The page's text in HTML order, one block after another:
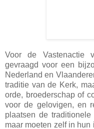
Voor de Vastenactie
gevraagd voor een
Nederland en
traditie van de Kerk,
orde, broederschap of
voor de gelovigen, en
plaatsen de
maar moeten zelf in